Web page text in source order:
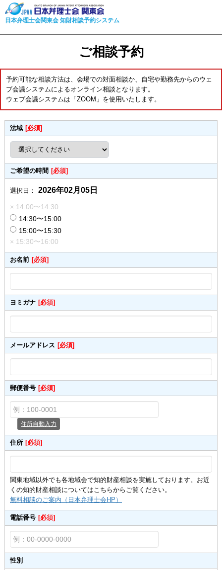
日本弁理士会関東会 知財相談予約システム
ご相談予約
予約可能な相談方法は、会場での対面相談か、自宅や勤務先からのウェ
ブ会議システムによるオンライン相談となります。
ウェブ会議システムは「ZOOM」を使用いたします。
法域 [必須]
ご希望の時間 [必須]
選択日： 2026年02月05日
× 14:00〜14:30
14:30〜15:00
15:00〜15:30
× 15:30〜16:00
お名前 [必須]
ヨミガナ [必須]
メールアドレス [必須]
郵便番号 [必須]
住所自動入力
住所 [必須]
関東地域以外でも各地域会で知的財産相談を実施しております。お近
くの知的財産相談についてはこちらからご覧ください。
無料相談のご案内（日本弁理士会HP）
電話番号 [必須]
性別